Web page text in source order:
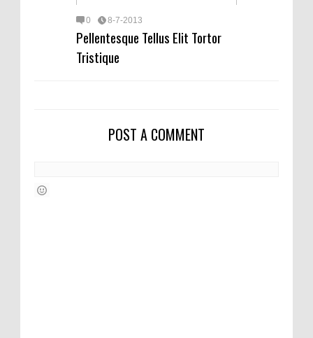
0 8-7-2013
Pellentesque Tellus Elit Tortor
Tristique
POST A COMMENT